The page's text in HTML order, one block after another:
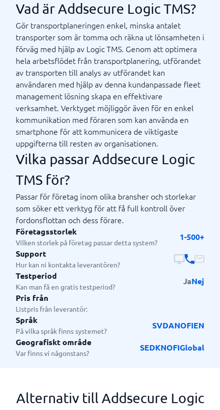
Vad är Addsecure Logic TMS?
Gör transportplaneringen enkel, minska antalet
transporter som är tomma och räkna ut lönsamheten i
förväg med hjälp av Logic TMS. Genom att optimera
hela arbetsflödet från transportplanering, utförandet
av transporten till analys av utförandet kan
användaren med hjälp av denna kundanpassade fleet
management lösning skapa en effektivare
verksamhet. Verktyget möjliggör även för en enkel
kommunikation med föraren som kan använda en
smartphone för att kommunicera de viktigaste
uppgifterna till resten av organisationen.
Vilka passar Addsecure Logic
TMS för?
Passar för företag inom olika bransher och storlekar
som söker ett verktyg för att få full kontroll över
fordonsflottan och dess förare.
Företagsstorlek
Vilken storlek på företag passar detta system?
1-500+
Support
Hur kan ni kontakta leverantören?
Testperiod
Kan man få en gratis testperiod?
JaNej
Pris från
Listpris från leverantör:
Språk
På vilka språk finns systemet?
SVDANOFIEN
Geografiskt område
Var finns vi någonstans?
SEDKNOFIGlobal
Alternativ till Addsecure Logic